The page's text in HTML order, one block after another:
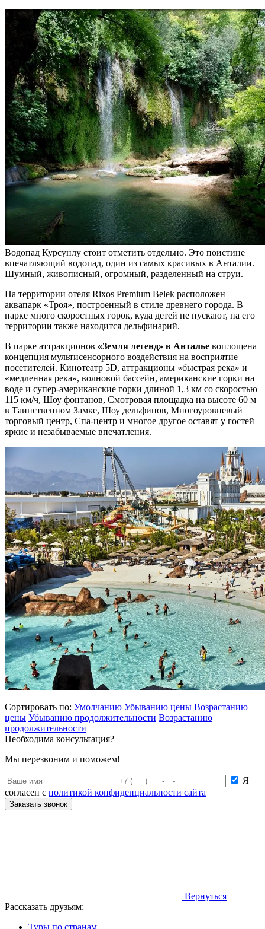
Водопад Курсунлу стоит отметить отдельно. Это поистине
впечатляющий водопад, один из самых красивых в Анталии.
Шумный, живописный, огромный, разделенный на струи.
На территории отеля Rixos Premium Belek расположен
аквапарк «Троя», построенный в стиле древнего города. В
парке много скоростных горок, куда детей не пускают, на его
территории также находится дельфинарий.
В парке аттракционов «Земля легенд» в Анталье воплощена
концепция мультисенсорного воздействия на восприятие
посетителей. Кинотеатр 5D, аттракционы «быстрая река» и
«медленная река», волновой бассейн, американские горки на
воде и супер-американские горки длиной 1,3 км со скоростью
115 км/ч, Шоу фонтанов, Смотровая площадка на высоте 60 м
в Таинственном Замке, Шоу дельфинов, Многоуровневый
торговый центр, Спа-центр и многое другое оставят у гостей
яркие и незабываемые впечатления.
Сортировать по: Умолчанию Убыванию цены Возрастанию
цены Убыванию продолжительности Возрастанию
продолжительности
Необходима консультация?
Мы перезвоним и поможем!
Я
согласен с политикой конфиденциальности сайта
Заказать звонок
Вернуться
Рассказать друзьям: